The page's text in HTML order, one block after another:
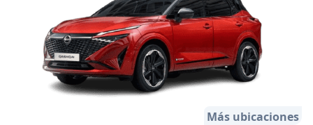
Más ubicaciones